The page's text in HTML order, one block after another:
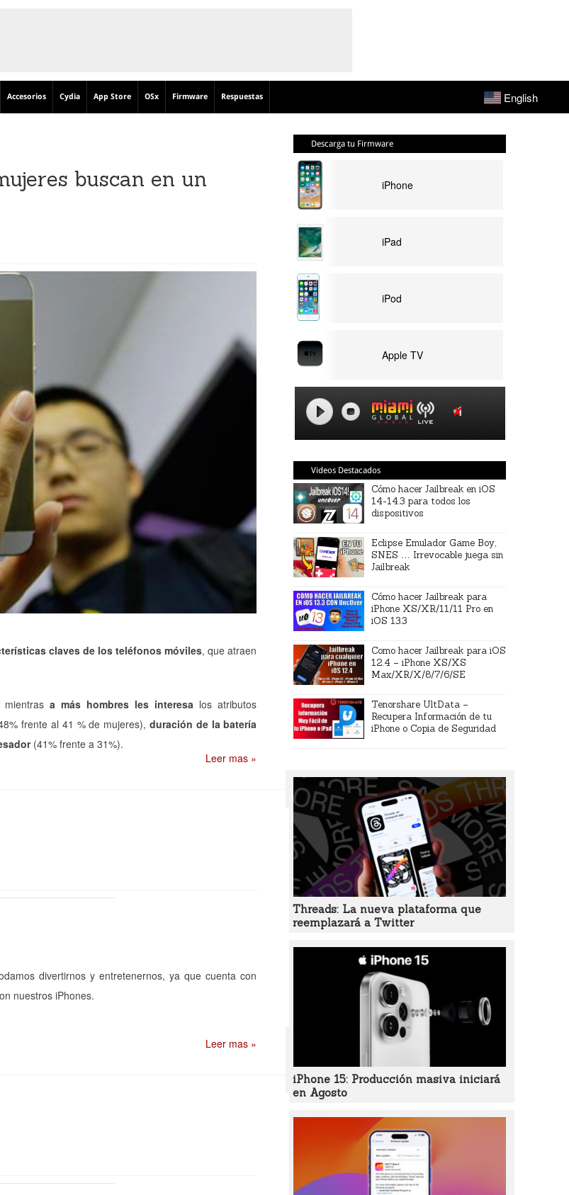
Accesorios Cydia App Store OSx Firmware Respuestas English
buscan en un
claves de los teléfonos móviles, que atraen
a más hombres les interesa los atributos
frente al 41 % de mujeres), duración de la batería
(41% frente a 31%).
Leer mas »
divertirnos y entretenernos, ya que cuenta con
nuestros iPhones.
Leer mas »
Descarga tu Firmware
iPhone
iPad
iPod
Apple TV
Videos Destacados
Cómo hacer Jailbreak en iOS
14-14.3 para todos los
dispositivos
Eclipse Emulador Game Boy,
SNES … Irrevocable juega sin
Jailbreak
Cómo hacer Jailbreak para
iPhone XS/XR/11/11 Pro en
iOS 13.3
Como hacer Jailbreak para iOS
12.4 – iPhone XS/XS
Max/XR/X/8/7/6/SE
Tenorshare UltData –
Recupera Información de tu
iPhone o Copia de Seguridad
Threads: La nueva plataforma que
reemplazará a Twitter
iPhone 15: Producción masiva iniciará
en Agosto